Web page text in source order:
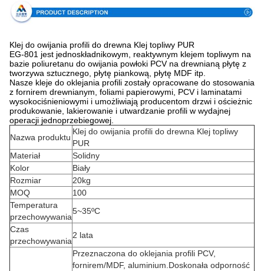
Klej do owijania profili do drewna Klej topliwy PUR
EG-801 jest jednoskładnikowym, reaktywnym klejem topliwym na
bazie poliuretanu do owijania powłoki PCV na drewnianą płytę z
tworzywa sztucznego, płytę piankową, płytę MDF itp.
Nasze kleje do oklejania profili zostały opracowane do stosowania
z fornirem drewnianym, foliami papierowymi, PCV i laminatami
wysokociśnieniowymi i umożliwiają producentom drzwi i ościeżnic
produkowanie, lakierowanie i utwardzanie profili w wydajnej
operacji jednoprzebiegowej.
Nazwa produktu
Klej do owijania profili do drewna Klej topliwy
PUR
Materiał
Solidny
Kolor
Biały
Rozmiar
20kg
MOQ
100
Temperatura
przechowywania
5~35ºC
Czas
przechowywania
2 lata
Przeznaczona do oklejania profili PCV,
fornirem/MDF, aluminium.Doskonała odporność